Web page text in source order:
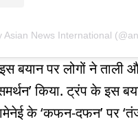
Asian News International
बयान पर लोगों ने ताली
किया. ट्रंप के इस
के ‘कफन-दफन’ पर